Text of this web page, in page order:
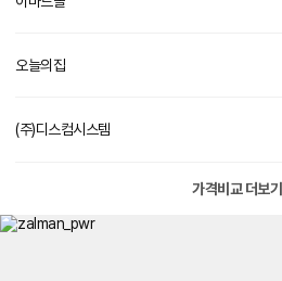
오늘의집
(주)디스컴시스템
가격비교 더보기